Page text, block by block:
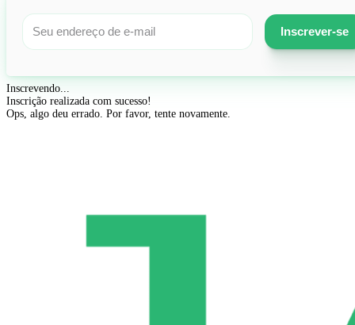
Inscrever-se
Inscrevendo...
Inscrição realizada com sucesso!
Ops, algo deu errado. Por favor, tente novamente.